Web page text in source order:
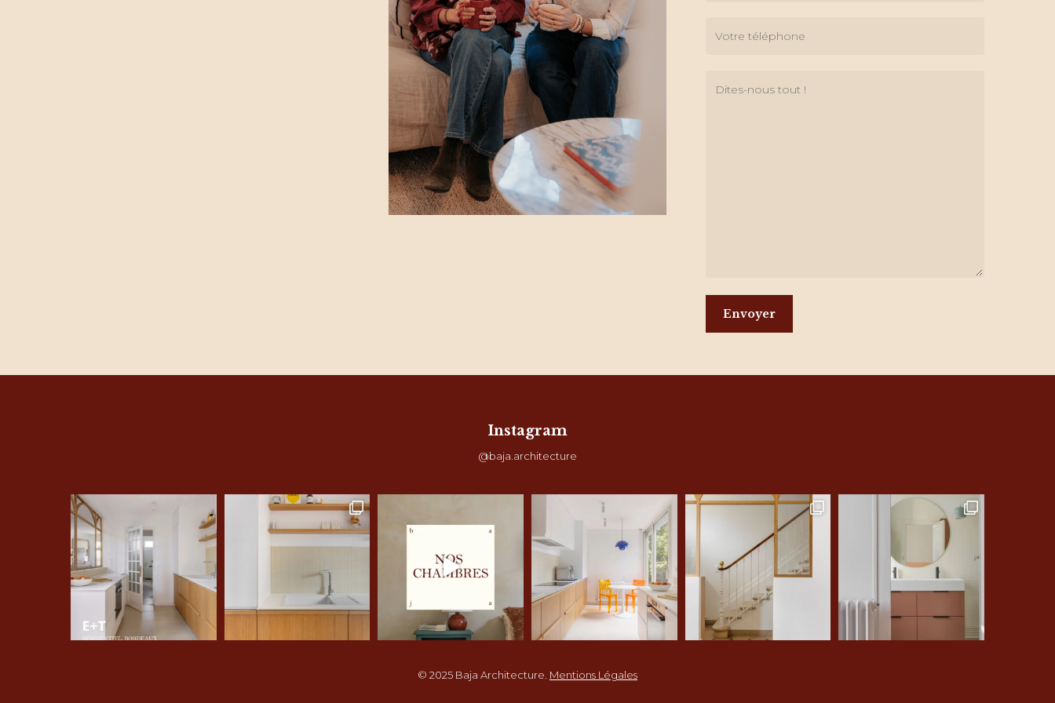
Instagram
@baja.architecture
© 2025 Baja Architecture. Mentions Légales